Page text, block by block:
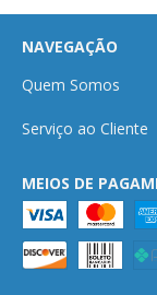
NAVEGAÇÃO
Quem Somos
Serviço ao Cliente
MEIOS DE